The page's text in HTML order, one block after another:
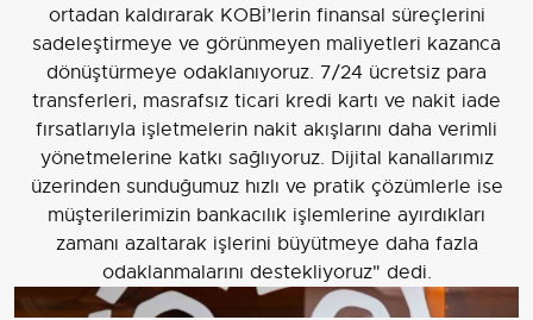
ortadan kaldırarak KOBİ’lerin finansal süreçlerini
sadeleştirmeye ve görünmeyen maliyetleri kazanca
dönüştürmeye odaklanıyoruz. 7/24 ücretsiz para
transferleri, masrafsız ticari kredi kartı ve nakit iade
fırsatlarıyla işletmelerin nakit akışlarını daha verimli
yönetmelerine katkı sağlıyoruz. Dijital kanallarımız
üzerinden sunduğumuz hızlı ve pratik çözümlerle ise
müşterilerimizin bankacılık işlemlerine ayırdıkları
zamanı azaltarak işlerini büyütmeye daha fazla
odaklanmalarını destekliyoruz" dedi.